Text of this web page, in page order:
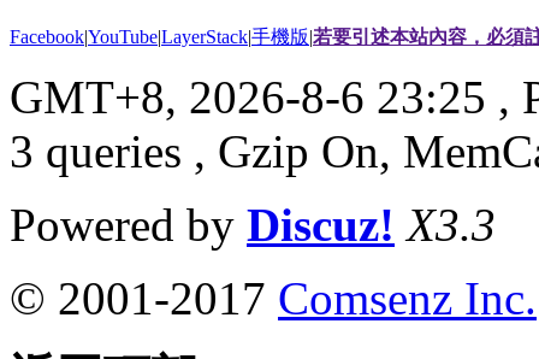
Facebook|YouTube|LayerStack|手機版|若要引述本站內容，必須
GMT+8, 2026-8-6 23:25 ,
3 queries , Gzip On,
Powered by Discuz! X3.3
© 2001-2017 Comsenz Inc.